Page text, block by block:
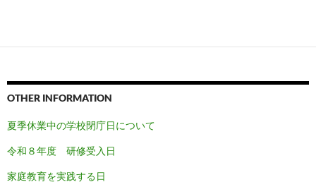
OTHER INFORMATION
夏季休業中の学校閉庁日について
令和８年度 研修受入日
家庭教育を実践する日